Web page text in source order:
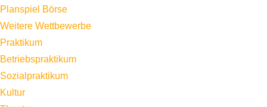
Planspiel Börse
Weitere Wettbewerbe
Praktikum
Betriebspraktikum
Sozialpraktikum
Kultur